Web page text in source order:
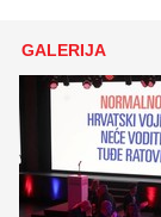
GALERIJA